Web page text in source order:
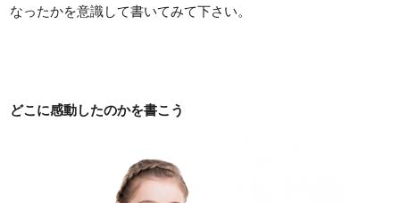
なったかを意識して書いてみて下さい。
どこに感動したのかを書こう